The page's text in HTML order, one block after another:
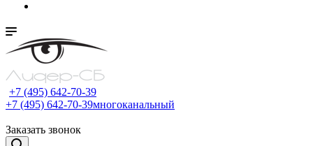
+7 (495) 642-70-39
+7 (495) 642-70-39многоканальный
Заказать звонок